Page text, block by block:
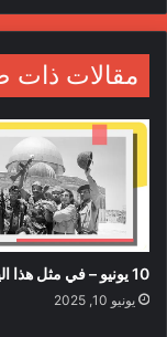
مقالات ذات
10 يونيو – في مثل هذا اليوم
يونيو 10, 2025